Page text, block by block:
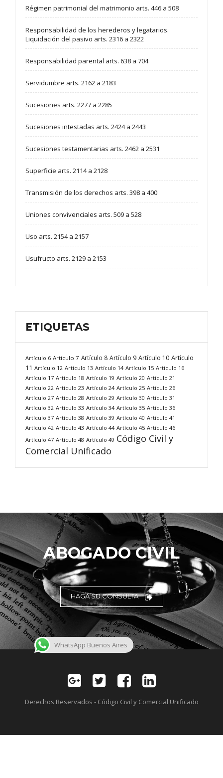
Régimen patrimonial del matrimonio arts. 446 a 508
Responsabilidad de los herederos y legatarios.
Liquidación del pasivo arts. 2316 a 2322
Responsabilidad parental arts. 638 a 704
Servidumbre arts. 2162 a 2183
Sucesiones arts. 2277 a 2285
Sucesiones intestadas arts. 2424 a 2443
Sucesiones testamentarias arts. 2462 a 2531
Superficie arts. 2114 a 2128
Transmisión de los derechos arts. 398 a 400
Uniones convivenciales arts. 509 a 528
Uso arts. 2154 a 2157
Usufructo arts. 2129 a 2153
ETIQUETAS
Artículo 6 Artículo 7 Artículo 8 Artículo 9 Artículo 10 Artículo
11 Artículo 12 Artículo 13 Artículo 14 Artículo 15 Artículo 16
Artículo 17 Artículo 18 Artículo 19 Artículo 20 Artículo 21
Artículo 22 Artículo 23 Artículo 24 Artículo 25 Artículo 26
Artículo 27 Artículo 28 Artículo 29 Artículo 30 Artículo 31
Artículo 32 Artículo 33 Artículo 34 Artículo 35 Artículo 36
Artículo 37 Artículo 38 Artículo 39 Artículo 40 Artículo 41
Artículo 42 Artículo 43 Artículo 44 Artículo 45 Artículo 46
Artículo 47 Artículo 48 Artículo 49 Código Civil y
Comercial Unificado
ABOGADO CIVIL
HAGA SU CONSULTA
Derechos Reservados - Código Civil y Comercial Unificado
WhatsApp Buenos Aires